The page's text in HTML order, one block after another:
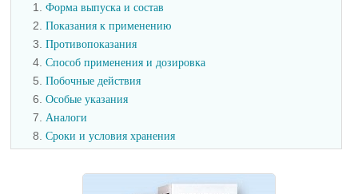
1.Форма выпуска и состав
2.Показания к применению
3.Противопоказания
4.Способ применения и дозировка
5.Побочные действия
6.Особые указания
7.Аналоги
8.Сроки и условия хранения